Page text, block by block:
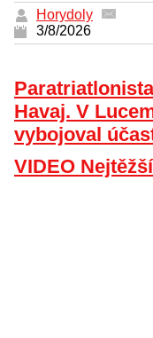
Horydoly
3/8/2026
Havaj. V
vybojoval
VIDEO